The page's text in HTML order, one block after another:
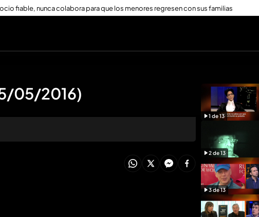
fiable, nunca colabora para que los menores regresen con sus familias
05/2016)
todo
1 de13
2de13
3de13